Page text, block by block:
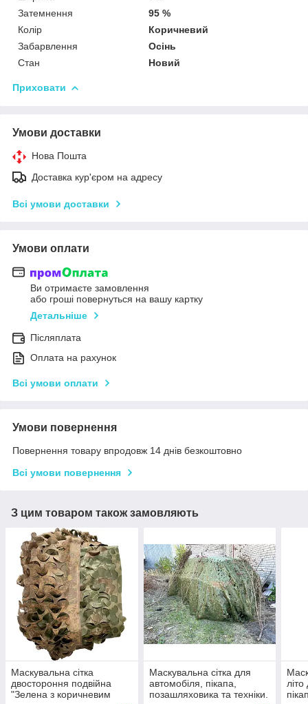
Затемнення
95 %
Колір
Коричневий
Забарвлення
Осінь
Стан
Новий
Приховати
Умови доставки
Нова Пошта
Доставка кур'єром на адресу
Всі умови доставки
Умови оплати
Ви отримаєте замовлення
або гроші повернуться на вашу картку
Детальніше
Післяплата
Оплата на рахунок
Всі умови оплати
Умови повернення
Повернення товару впродовж 14 днів безкоштовно
Всі умови повернення
З цим товаром також замовляють
Маскувальна сітка
двостороння подвійна
"Зелена з коричневим
Маскувальна сітка для
автомобіля, пікапа,
позашляховика та техніки.